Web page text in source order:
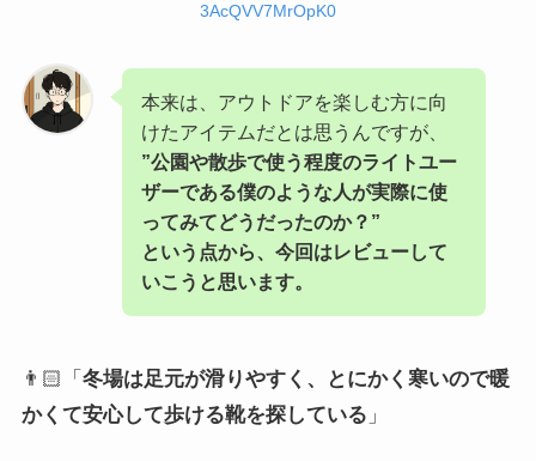
3AcQVV7MrOpK0
本来は、アウトドアを楽しむ方に向
けたアイテムだとは思うんですが、
”公園や散歩で使う程度のライトユー
ザーである僕のような人が実際に使
ってみてどうだったのか？”
という点から、今回はレビューして
いこうと思います。
👨🏻「 冬場は足元が滑りやすく、とにかく寒いので暖
かくて安心して歩ける靴を探している 」